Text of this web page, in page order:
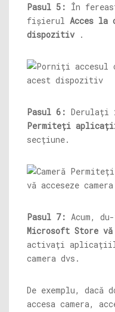
Pasul 5: În
fișierul Acces la
dispozitiv .
Pasul 6:
Permiteți
secțiune.
Pasul 7: Acum,
Microsoft Store vă
activați
camera dvs.
De exemplu, dacă
accesa camera,